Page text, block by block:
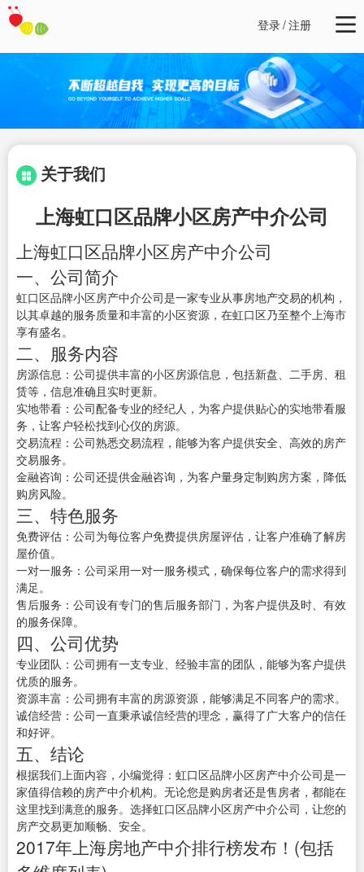
登录/注册
关于我们
上海虹口区品牌小区房产中介公司
上海虹口区品牌小区房产中介公司
一、公司简介
虹口区品牌小区房产中介公司是一家专业从事房地产交易的机构，
以其卓越的服务质量和丰富的小区资源，在虹口区乃至整个上海市
享有盛名。
二、服务内容
房源信息：公司提供丰富的小区房源信息，包括新盘、二手房、租
赁等，信息准确且实时更新。
实地带看：公司配备专业的经纪人，为客户提供贴心的实地带看服
务，让客户轻松找到心仪的房源。
交易流程：公司熟悉交易流程，能够为客户提供安全、高效的房产
交易服务。
金融咨询：公司还提供金融咨询，为客户量身定制购房方案，降低
购房风险。
三、特色服务
免费评估：公司为每位客户免费提供房屋评估，让客户准确了解房
屋价值。
一对一服务：公司采用一对一服务模式，确保每位客户的需求得到
满足。
售后服务：公司设有专门的售后服务部门，为客户提供及时、有效
的服务保障。
四、公司优势
专业团队：公司拥有一支专业、经验丰富的团队，能够为客户提供
优质的服务。
资源丰富：公司拥有丰富的房源资源，能够满足不同客户的需求。
诚信经营：公司一直秉承诚信经营的理念，赢得了广大客户的信任
和好评。
五、结论
根据我们上面内容，小编觉得：虹口区品牌小区房产中介公司是一
家值得信赖的房产中介机构。无论您是购房者还是售房者，都能在
这里找到满意的服务。选择虹口区品牌小区房产中介公司，让您的
房产交易更加顺畅、安全。
2017年上海房地产中介排行榜发布！(包括